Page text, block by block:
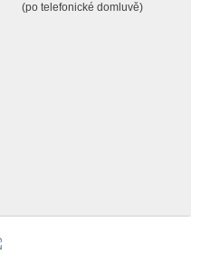
(po telefonické domluvě)